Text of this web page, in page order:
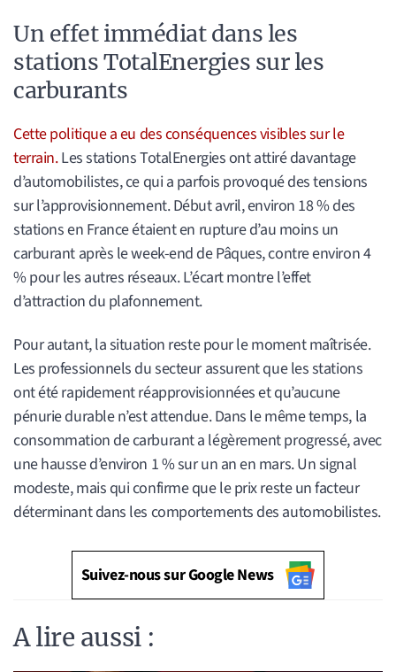
Un effet immédiat dans les
stations TotalEnergies sur les
carburants
Cette politique a eu des conséquences visibles sur le
terrain.Les stations TotalEnergies ont attiré davantage
d’automobilistes, ce qui a parfois provoqué des tensions
sur l’approvisionnement. Début avril, environ 18 % des
stations en France étaient en rupture d’au moins un
carburant après le week-end de Pâques, contre environ 4
% pour les autres réseaux. L’écart montre l’effet
d’attraction du plafonnement.
Pour autant, la situation reste pour le moment maîtrisée.
Les professionnels du secteur assurent que les stations
ont été rapidement réapprovisionnées et qu’aucune
pénurie durable n’est attendue. Dans le même temps, la
consommation de carburant a légèrement progressé, avec
une hausse d’environ 1 % sur un an en mars. Un signal
modeste, mais qui confirme que le prix reste un facteur
déterminant dans les comportements des automobilistes.
Suivez-nous sur Google News
A lire aussi :